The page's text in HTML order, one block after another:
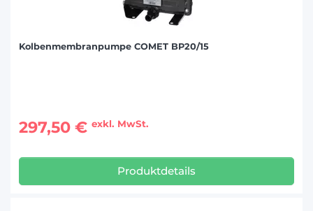
Kolbenmembranpumpe COMET BP20/15
297,50 € exkl. MwSt.
Produktdetails